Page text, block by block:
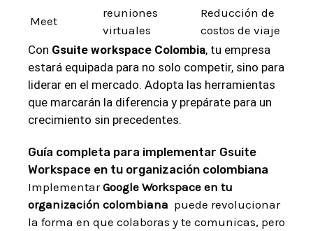
Meet
reuniones
virtuales
Reducción de
costos⁣ de viaje
Con Gsuite workspace Colombia, tu empresa
estará⁣ equipada para no solo⁢ competir, sino para
‍liderar en​ el mercado. ‍Adopta las herramientas‌
que marcarán la diferencia y​ prepárate ⁤para un
crecimiento sin precedentes.
Guía completa para implementar Gsuite
Workspace en tu⁤ organización colombiana
ImplementarGoogle Workspace en tu
organización colombiana ⁢ puede revolucionar
la forma ‌en que colaboras y⁤ te comunicas, pero